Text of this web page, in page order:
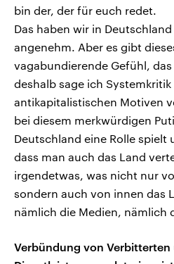
bin der, der für euch redet.
Das haben wir in
angenehm. Aber es gibt
vagabundierende Gefühl,
deshalb sage ich
antikapitalistischen Motiven
bei diesem merkwürdigen
Deutschland eine Rolle spielt
dass man auch das Land
irgendetwas, was nicht nur
sondern auch von innen das
nämlich die Medien, nämlich
Verbündung von Verbitterten